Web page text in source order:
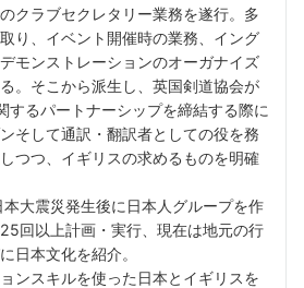
クラブセクレタリー業務を遂行。多
り、イベント開催時の業務、イング
モンストレーションのオーガナイズ
。そこから派生し、英国剣道協会が
するパートナーシップを締結する際に
そして通訳・翻訳者としての役を務
つつ、イギリスの求めるものを明確
大震災発生後に日本人グループを作
回以上計画・実行、現在は地元の行
日本文化を紹介。
ンスキルを使った日本とイギリスを